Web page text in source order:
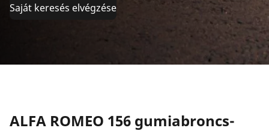
Saját keresés elvégzése
ALFA ROMEO 156 gumiabroncs-